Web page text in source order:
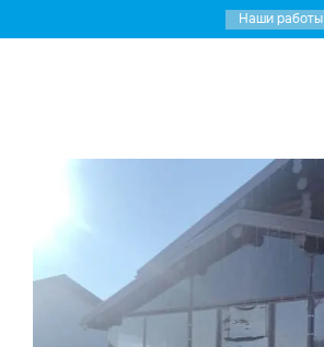
Наши работы